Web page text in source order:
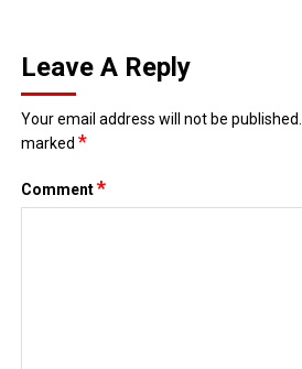
Leave A Reply
Your email address will not be published.
marked*
Comment*